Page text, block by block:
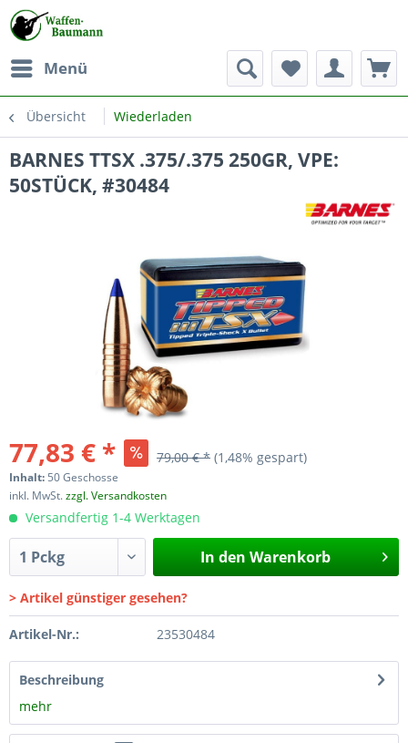
Menü
Übersicht Wiederladen
BARNES TTSX .375/.375 250GR, VPE:
50STÜCK, #30484
77,83 € * 79,00 € * (1,48% gespart)
Inhalt: 50 Geschosse
inkl. MwSt.zzgl. Versandkosten
Versandfertig 1-4 Werktagen
In den Warenkorb
> Artikel günstiger gesehen?
Artikel-Nr.: 23530484
Beschreibung
mehr